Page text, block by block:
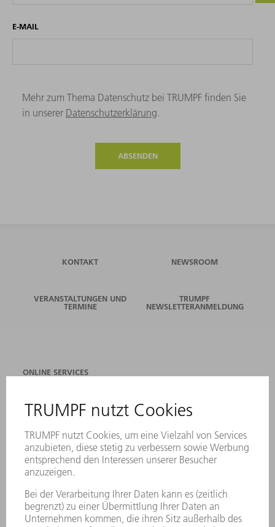
E-MAIL
Mehr zum Thema Datenschutz bei TRUMPF finden Sie
in unserer Datenschutzerklärung.
ABSENDEN
KONTAKT NEWSROOM
VERANSTALTUNGEN UND
TERMINE
TRUMPF
NEWSLETTERANMELDUNG
ONLINE SERVICES
STANDORTE
NEWSLETTER-ANMELDUNG
MYTRUMPF
SICHERHEITSDATENBLÄTTER
PRODUKTE
LASER
LEISTUNGSELEKTRONIK
ELEKTROWERKZEUGE